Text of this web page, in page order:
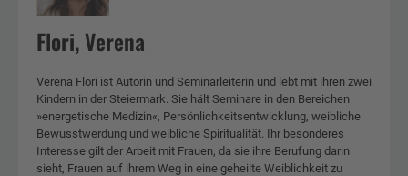
Flori, Verena
Verena Flori ist Autorin und Seminarleiterin und lebt mit ihren zwei
Kindern in der Steiermark. Sie hält Seminare in den Bereichen
»energetische Medizin«, Persönlichkeitsentwicklung, weibliche
Bewusstwerdung und weibliche Spiritualität. Ihr besonderes
Interesse gilt der Arbeit mit Frauen, da sie ihre Berufung darin
sieht, Frauen auf ihrem Weg in eine geheilte Weiblichkeit zu